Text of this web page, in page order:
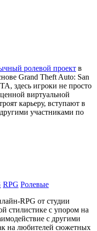
ролевой проект в
Grand Theft Auto: San
здесь игроки не просто
виртуальной
карьеру, вступают в
участниками по
RPG Ролевые
RPG от студии
стилистике с упором на
с другими
на любителей сюжетных